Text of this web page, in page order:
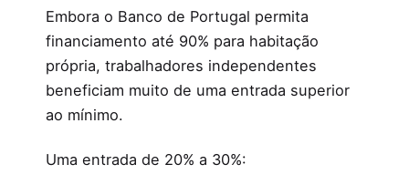
Embora o Banco de Portugal permita
financiamento até 90% para habitação
própria, trabalhadores independentes
beneficiam muito de uma entrada superior
ao mínimo.
Uma entrada de 20% a 30%: